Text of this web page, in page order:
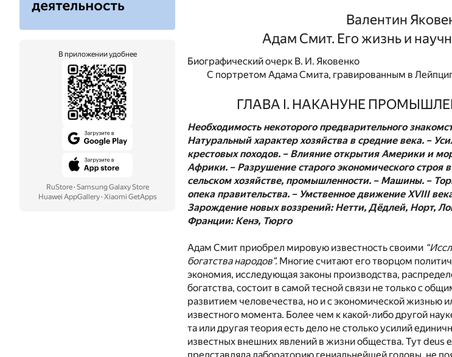
В приложении удобнее
RuStore· Samsung Galaxy Store
Huawei AppGallery· Xiaomi GetApps
Валентин
Адам Смит. Его жизнь и
Биографический очерк В. И. Яковенко
С портретом Адама Смита, гравированным в
ГЛАВА I. НАКАНУНЕ
Необходимость некоторого предварительного
Натуральный характер хозяйства в средние века. –
крестовых походов. – Влияние открытия Америки и
Африки. – Разрушение старого экономического строя
сельском хозяйстве, промышленности. – Машины. –
опека правительства. – Умственное движение XVIII
Зарождение новых воззрений: Нетти, Дёдлей, Норт,
Франции: Кенэ, Тюрго
Адам Смит приобрел мировую известность своими
богатства народов”. Многие считают его творцом
экономия, исследующая законы производства,
богатства, состоит в самой тесной связи не только с
развитием человечества, но и с экономической жизнью
известного момента. Более чем к какой-либо другой
та или другая теория есть дело не столько усилий
известных внешних явлений в жизни общества. Тут deus